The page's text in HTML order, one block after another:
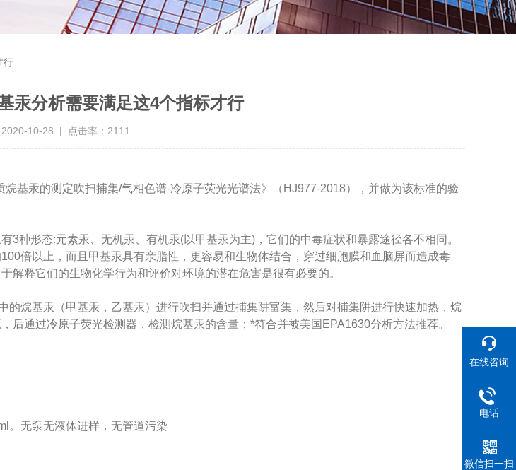
行
汞分析需要满足这4个指标才行
2020-10-28 | 点击率：2111
基汞的测定吹扫捕集/气相色谱-冷原子荧光光谱法》（HJ977-2018），并做为该标准的验
种形态:元素汞、无机汞、有机汞(以甲基汞为主)，它们的中毒症状和暴露途径各不相同。
倍以上，而且甲基汞具有亲脂性，更容易和生物体结合，穿过细胞膜和血脑屏而造成毒
释它们的生物化学行为和评价对环境的潜在危害是很有必要的。
的烷基汞（甲基汞，乙基汞）进行吹扫并通过捕集阱富集，然后对捕集阱进行快速加热，烷
通过冷原子荧光检测器，检测烷基汞的含量；*符合并被美国EPA1630分析方法推荐。
。无泵无液体进样，无管道污染
在线咨询
电话
微信扫一扫